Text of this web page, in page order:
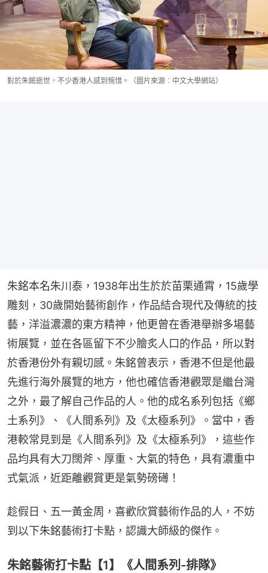
對於朱銘逝世，不少香港人感到惋惜。（圖片來源︰中文大學網站）
朱銘本名朱川泰，1938年出生於於苗栗通霄，15歲學
雕刻，30歲開始藝術創作，作品結合現代及傳統的技
藝，洋溢濃濃的東方精神，他更曾在香港舉辦多場藝
術展覽，並在各區留下不少膾炙人口的作品，所以對
於香港份外有親切感。朱銘曾表示，香港不但是他最
先進行海外展覽的地方，他也確信香港觀眾是繼台灣
之外，最了解自己作品的人。他的成名系列包括《鄉
土系列》、《人間系列》及《太極系列》。當中，香
港較常見到是《人間系列》及《太極系列》，這些作
品均具有大刀闊斧、厚重、大氣的特色，具有濃重中
式氣派，近距離觀賞更是氣勢磅礡！
趁假日、五一黃金周，喜歡欣賞藝術作品的人，不妨
到以下朱銘藝術打卡點，認識大師級的傑作。
朱銘藝術打卡點【1】《人間系列-排隊》